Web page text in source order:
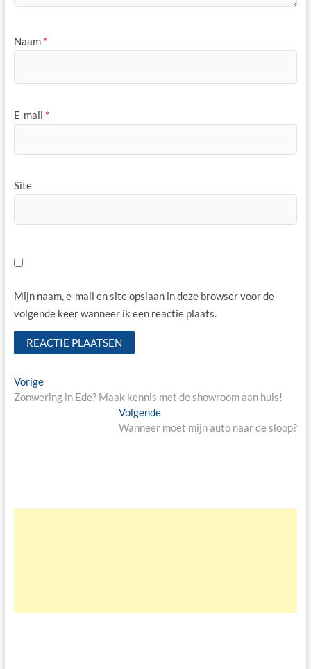
Naam *
E-mail *
Site
Mijn naam, e-mail en site opslaan in deze browser voor de
volgende keer wanneer ik een reactie plaats.
Bericht
navigatie
VorigeVorige
bericht:
Zonwering in Ede? Maak kennis met de showroom aan huis!
VolgendeVolgende
bericht:
Wanneer moet mijn auto naar de sloop?